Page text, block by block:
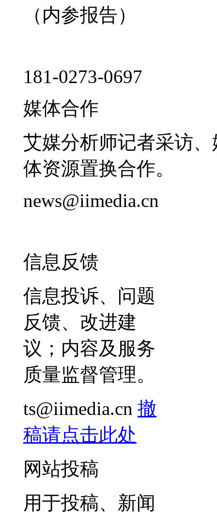
（内参报告）
181-0273-0697
媒体合作
艾媒分析师记者采访
体资源置换合作。
news@iimedia.cn
信息反馈
信息投诉、问题
反馈、改进建
议；内容及服务
质量监督管理。
ts@iimedia.cn 撤
稿请点击此处
网站投稿
用于投稿、新闻